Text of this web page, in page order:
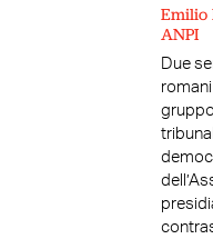
Emilio
ANPI
Due
romani